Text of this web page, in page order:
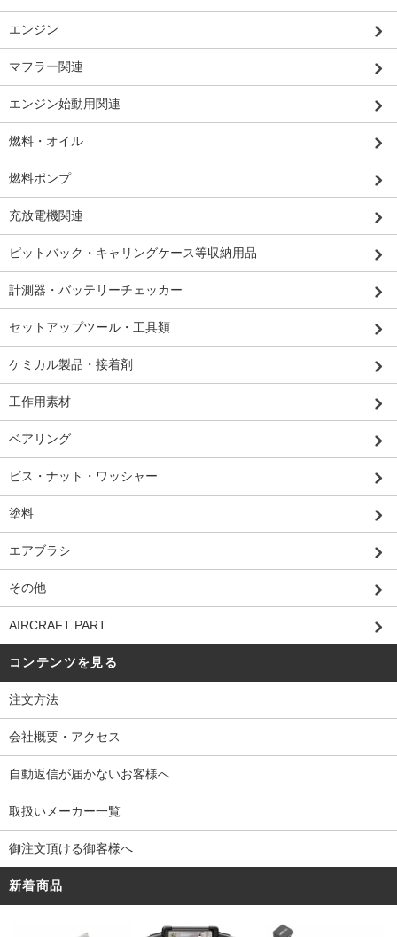
エンジン
マフラー関連
エンジン始動用関連
燃料・オイル
燃料ポンプ
充放電機関連
ピットバック・キャリングケース等収納用品
計測器・バッテリーチェッカー
セットアップツール・工具類
ケミカル製品・接着剤
工作用素材
ベアリング
ビス・ナット・ワッシャー
塗料
エアブラシ
その他
AIRCRAFT PART
コンテンツを見る
注文方法
会社概要・アクセス
自動返信が届かないお客様へ
取扱いメーカー一覧
御注文頂ける御客様へ
新着商品